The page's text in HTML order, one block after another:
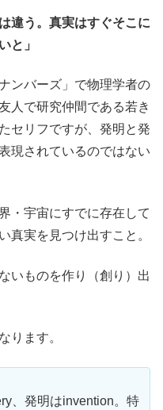
違う。真実はすぐそこに
と」
ンバーズ」で物理学者の
人で研究仲間である若き
セリフですが、発明と発
現されているのではない
・宇宙にすでに存在して
真実を見つけ出すこと。
いものを作り（創り）出
ります。
、発明はinvention。特